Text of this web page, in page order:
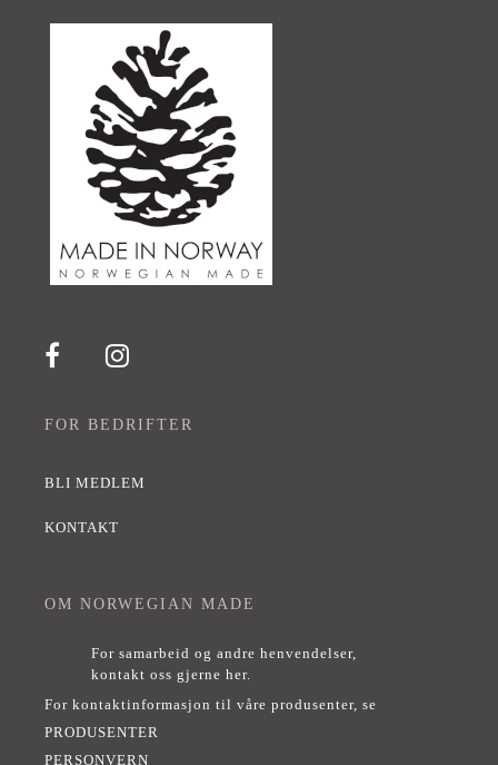
FOR BEDRIFTER
BLI MEDLEM
KONTAKT
OM NORWEGIAN MADE
For samarbeid og andre henvendelser,
kontakt oss gjerne her.
For kontaktinformasjon til våre produsenter, se
PRODUSENTER
PERSONVERN